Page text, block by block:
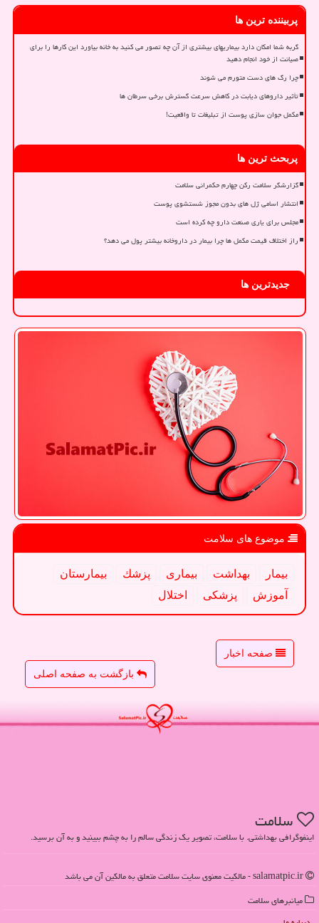
پربیننده ترین ها
گربه شما امکان دارد بیماریهای بیشتری از آن چه تصور می کنید به خانه بیاورد این کارها را برای
صیانت از خود انجام دهید
چرا رگ های دست متورم می شوند
تأثیر داروهای دیابت در کاهش سرعت گسترش برخی سرطان ها
مکمل جوان سازی پوست از تبلیغات تا واقعیت!
پربحث ترین ها
گزارشگر سلامت رکن چهارم حکمرانی سلامت
انتشار اسامی ژل های بدون مجوز شستشوی پوست
مجلس برای یاری صنعت دارو چه کرده است
راز اختلاف قیمت مکمل ها چرا بیمار در داروخانه بیشتر پول می دهد؟
جدیدترین ها
موضوع های سلامت
بیمار بهداشت بیماری پزشك
بیمارستان
آموزش
پزشكی اختلال
صفحه اخبار
بازگشت به صفحه اصلی
سلامت
اینفوگرافی بهداشتی. با سلامت، تصویر یک زندگی سالم را به چشم ببینید و به آن برسید.
میانبرهای سلامت